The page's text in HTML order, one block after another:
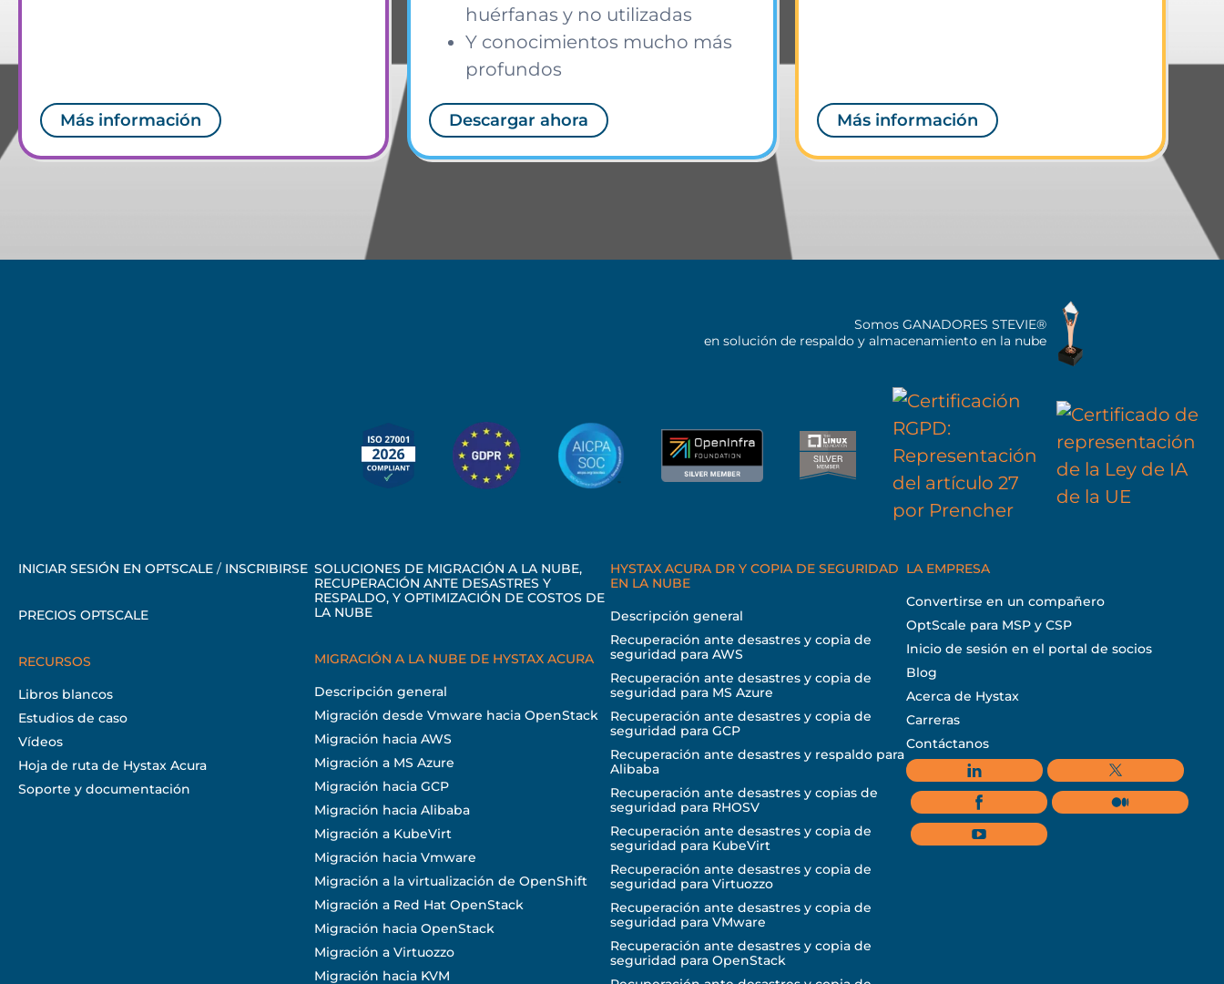
Más información
huérfanas y no utilizadas
Y conocimientos mucho más
profundos
Descargar ahora Más información
Somos GANADORES STEVIE®
en solución de respaldo y almacenamiento en la nube
INICIAR SESIÓN EN OPTSCALE / INSCRIBIRSE
PRECIOS OPTSCALE
RECURSOS
Libros blancos
Estudios de caso
Vídeos
Hoja de ruta de Hystax Acura
Soporte y documentación
SOLUCIONES DE MIGRACIÓN A LA NUBE,
RECUPERACIÓN ANTE DESASTRES Y
RESPALDO, Y OPTIMIZACIÓN DE COSTOS DE
LA NUBE
MIGRACIÓN A LA NUBE DE HYSTAX ACURA
Descripción general
Migración desde Vmware hacia OpenStack
Migración hacia AWS
Migración a MS Azure
Migración hacia GCP
Migración hacia Alibaba
Migración a KubeVirt
Migración hacia Vmware
Migración a la virtualización de OpenShift
Migración a Red Hat OpenStack
Migración hacia OpenStack
Migración a Virtuozzo
Migración hacia KVM
HYSTAX ACURA DR Y COPIA DE SEGURIDAD
EN LA NUBE
Descripción general
Recuperación ante desastres y copia de
seguridad para AWS
Recuperación ante desastres y copia de
seguridad para MS Azure
Recuperación ante desastres y copia de
seguridad para GCP
Recuperación ante desastres y respaldo para
Alibaba
Recuperación ante desastres y copias de
seguridad para RHOSV
Recuperación ante desastres y copia de
seguridad para KubeVirt
Recuperación ante desastres y copia de
seguridad para Virtuozzo
Recuperación ante desastres y copia de
seguridad para VMware
Recuperación ante desastres y copia de
seguridad para OpenStack
LA EMPRESA
Convertirse en un compañero
OptScale para MSP y CSP
Inicio de sesión en el portal de socios
Blog
Acerca de Hystax
Carreras
Contáctanos